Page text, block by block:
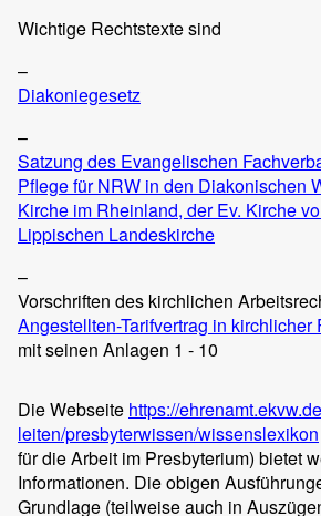
Wichtige Rechtstexte sind
–
Diakoniegesetz
–
Satzung des Evangelischen
Pflege für NRW in den Diakonischen
Kirche im Rheinland, der Ev. Kirche
Lippischen Landeskirche
–
Vorschriften des kirchlichen
Angestellten-Tarifvertrag in kirchlicher
mit seinen Anlagen 1 - 10
Die Webseite https://
leiten/presbyterwissen/wissenslexikon
für die Arbeit im Presbyterium) bietet
Informationen. Die obigen
Grundlage (teilweise auch in